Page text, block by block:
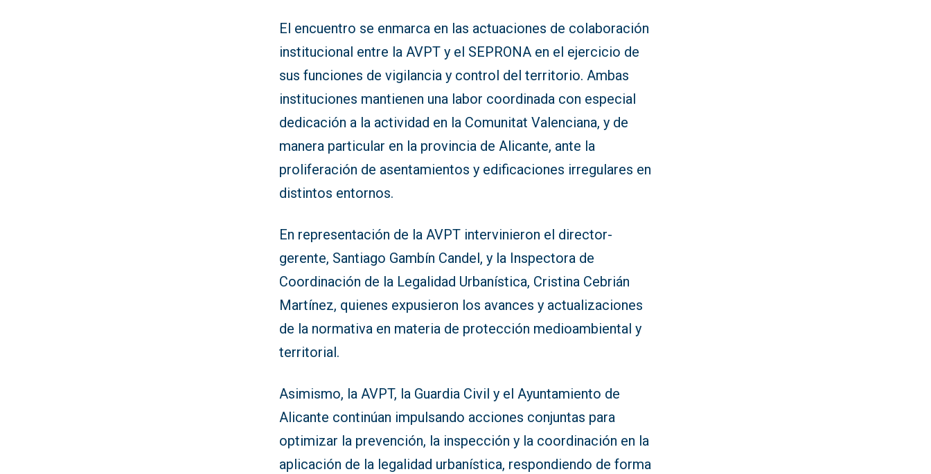
El encuentro se enmarca en las actuaciones de colaboración
institucional entre la AVPT y el SEPRONA en el ejercicio de
sus funciones de vigilancia y control del territorio. Ambas
instituciones mantienen una labor coordinada con especial
dedicación a la actividad en la Comunitat Valenciana, y de
manera particular en la provincia de Alicante, ante la
proliferación de asentamientos y edificaciones irregulares en
distintos entornos.
En representación de la AVPT intervinieron el director-
gerente, Santiago Gambín Candel, y la Inspectora de
Coordinación de la Legalidad Urbanística, Cristina Cebrián
Martínez, quienes expusieron los avances y actualizaciones
de la normativa en materia de protección medioambiental y
territorial.
Asimismo, la AVPT, la Guardia Civil y el Ayuntamiento de
Alicante continúan impulsando acciones conjuntas para
optimizar la prevención, la inspección y la coordinación en la
aplicación de la legalidad urbanística, respondiendo de forma